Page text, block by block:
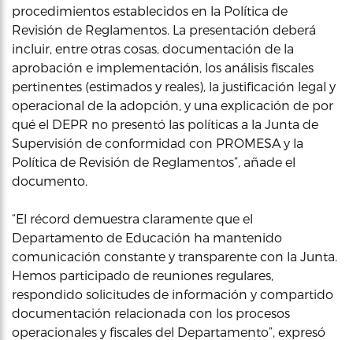
procedimientos establecidos en la Política de
Revisión de Reglamentos. La presentación deberá
incluir, entre otras cosas, documentación de la
aprobación e implementación, los análisis fiscales
pertinentes (estimados y reales), la justificación legal y
operacional de la adopción, y una explicación de por
qué el DEPR no presentó las políticas a la Junta de
Supervisión de conformidad con PROMESA y la
Política de Revisión de Reglamentos”, añade el
documento.
“El récord demuestra claramente que el
Departamento de Educación ha mantenido
comunicación constante y transparente con la Junta.
Hemos participado de reuniones regulares,
respondido solicitudes de información y compartido
documentación relacionada con los procesos
operacionales y fiscales del Departamento”, expresó